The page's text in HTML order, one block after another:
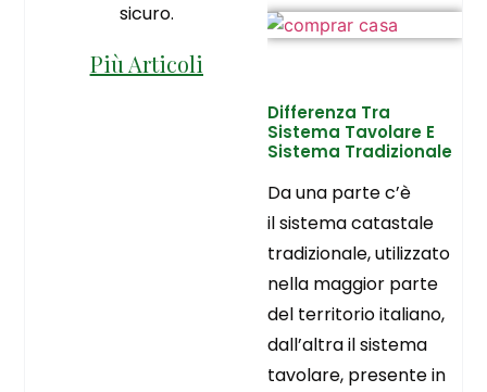
sicuro.
Più Articoli
Differenza Tra
Sistema Tavolare E
Sistema Tradizionale
Da una parte c’è
il sistema catastale
tradizionale, utilizzato
nella maggior parte
del territorio italiano,
dall’altra il sistema
tavolare, presente in